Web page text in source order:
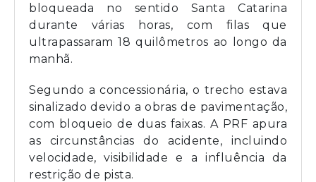
bloqueada no sentido Santa Catarina
durante várias horas, com filas que
ultrapassaram 18 quilômetros ao longo da
manhã.
Segundo a concessionária, o trecho estava
sinalizado devido a obras de pavimentação,
com bloqueio de duas faixas. A PRF apura
as circunstâncias do acidente, incluindo
velocidade, visibilidade e a influência da
restrição de pista.